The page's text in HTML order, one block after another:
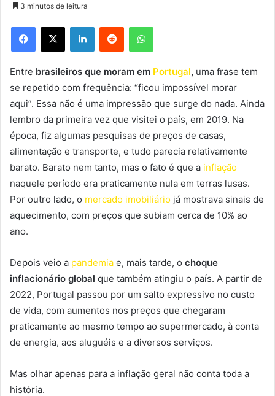
3 minutos de leitura
Facebook
X LinkedinReddit WhatsApp
Entre brasileiros que moram em Portugal, uma frase tem
se repetido com frequência: “ficou impossível morar
aqui”. Essa não é uma impressão que surge do nada. Ainda
lembro da primeira vez que visitei o país, em 2019. Na
época, fiz algumas pesquisas de preços de casas,
alimentação e transporte, e tudo parecia relativamente
barato. Barato nem tanto, mas o fato é que a inflação
naquele período era praticamente nula em terras lusas.
Por outro lado, o mercado imobiliário já mostrava sinais de
aquecimento, com preços que subiam cerca de 10% ao
ano.
Depois veio a pandemia e, mais tarde, o choque
inflacionário global que também atingiu o país. A partir de
2022, Portugal passou por um salto expressivo no custo
de vida, com aumentos nos preços que chegaram
praticamente ao mesmo tempo ao supermercado, à conta
de energia, aos aluguéis e a diversos serviços.
Mas olhar apenas para a inflação geral não conta toda a
história.